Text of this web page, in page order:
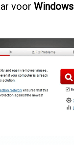
voorWindows